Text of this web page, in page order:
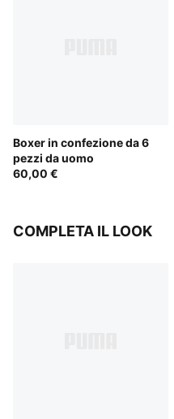
Boxer in confezione da 6
pezzi da uomo
60,00 €
COMPLETA IL LOOK